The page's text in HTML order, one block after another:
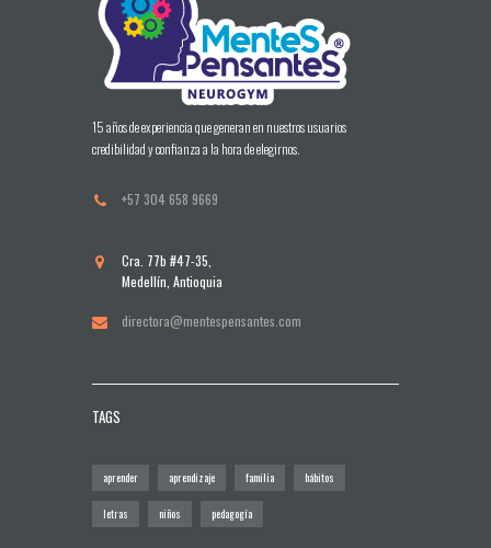
15 años de experiencia que generan en nuestros usuarios
credibilidad y confianza a la hora de elegirnos.
+57 304 658 9669
Cra. 77b #47-35,
Medellín, Antioquia
directora@mentespensantes.com
TAGS
aprender aprendizaje familia hábitos
letras niños pedagogía